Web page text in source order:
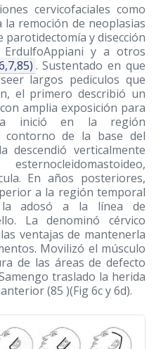
cervicofaciales como
remoción de neoplasias
parotidectomía y disección
ErdulfoAppiani y a otros
. Sustentado en que
largos pediculos que
el primero describió un
amplia exposición para
inició en la región
contorno de la base del
verticalmente
En años posteriores,
a la región temporal
adosó a la línea de
La denominó cérvico
ventajas de mantenerla
Movilizó el músculo
de las áreas de defecto
traslado la herida
(85 )(Fig 6c y 6d).